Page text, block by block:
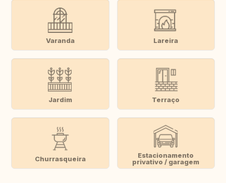
Varanda Lareira
Jardim Terraço
Churrasqueira
Estacionamento
privativo / garagem